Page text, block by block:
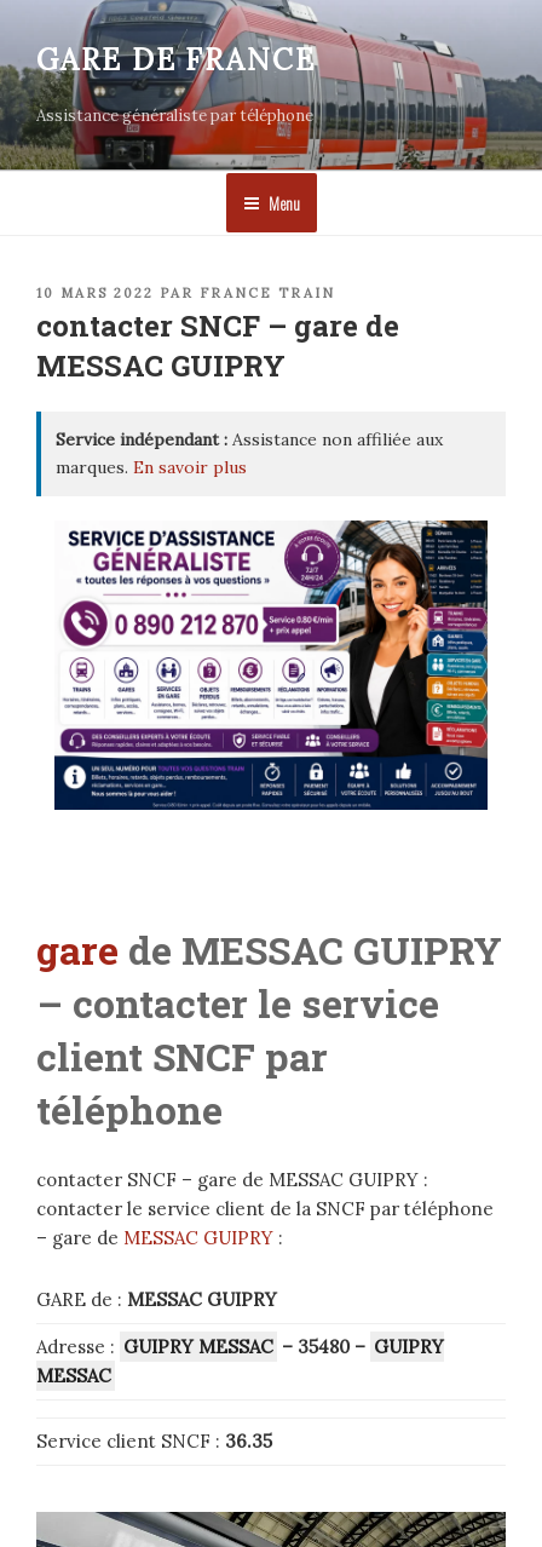
contenu
principal
GARE DE FRANCE
Assistance généraliste par téléphone
Menu
PUBLIÉ
10 MARS 2022 PAR FRANCE TRAIN
contacter SNCF – gare de
MESSAC GUIPRY
Service indépendant : Assistance non affiliée aux
marques. En savoir plus
gare de MESSAC GUIPRY
– contacter le service
client SNCF par
téléphone
contacter SNCF – gare de MESSAC GUIPRY :
contacter le service client de la SNCF par téléphone
– gare de MESSAC GUIPRY :
GARE de : MESSAC GUIPRY
Adresse : GUIPRY MESSAC – 35480 – GUIPRY
MESSAC
Service client SNCF : 36.35